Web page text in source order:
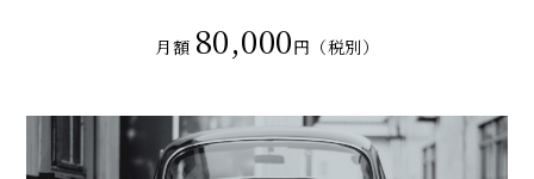
月額 80,000円（税別）